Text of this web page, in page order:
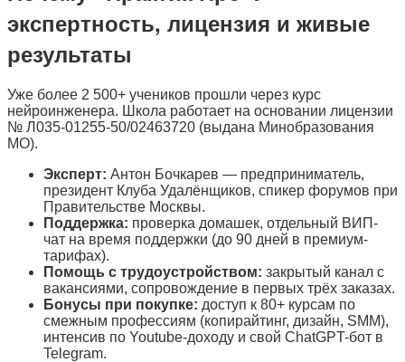
экспертность, лицензия и живые
результаты
Уже более 2 500+ учеников прошли через курс
нейроинженера. Школа работает на основании лицензии
№ Л035-01255-50/02463720 (выдана Минобразования
МО).
Эксперт: Антон Бочкарев — предприниматель,
президент Клуба Удалёнщиков, спикер форумов при
Правительстве Москвы.
Поддержка: проверка домашек, отдельный ВИП-
чат на время поддержки (до 90 дней в премиум-
тарифах).
Помощь с трудоустройством: закрытый канал с
вакансиями, сопровождение в первых трёх заказах.
Бонусы при покупке: доступ к 80+ курсам по
смежным профессиям (копирайтинг, дизайн, SMM),
интенсив по Youtube-доходу и свой ChatGPT-бот в
Telegram.